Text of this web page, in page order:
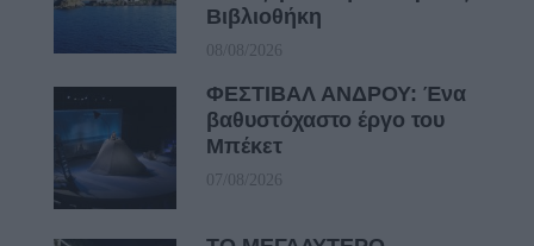
Βιβλιοθήκη
08/08/2026
ΦΕΣΤΙΒΑΛ ΑΝΔΡΟΥ: Ένα
βαθυστόχαστο έργο του
Μπέκετ
07/08/2026